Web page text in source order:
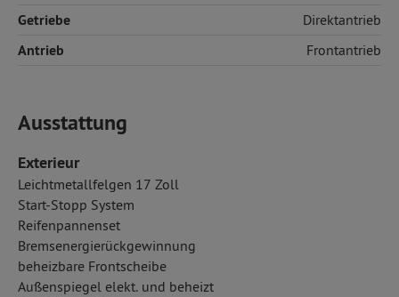
Getriebe Direktantrieb
Antrieb Frontantrieb
Ausstattung
Exterieur
Leichtmetallfelgen 17 Zoll
Start-Stopp System
Reifenpannenset
Bremsenergierückgewinnung
beheizbare Frontscheibe
Außenspiegel elekt. und beheizt